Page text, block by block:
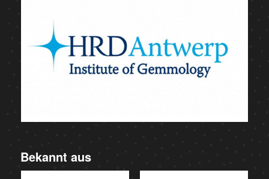
Bekannt aus